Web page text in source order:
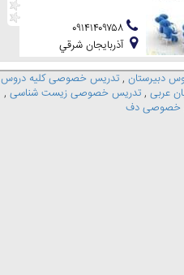
آذربايجان شرقي
دبیرستان , تدریس خصوصی کلیه دروس
عربی , تدریس خصوصی زیست شناسی ,
خصوصی دف